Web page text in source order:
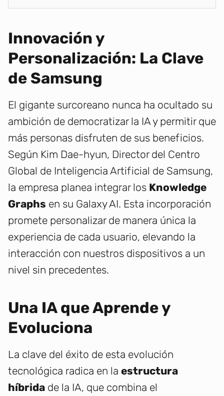
Innovación y
Personalización: La Clave
de Samsung
El gigante surcoreano nunca ha ocultado su
ambición de democratizar la IA y permitir que
más personas disfruten de sus beneficios.
Según Kim Dae-hyun, Director del Centro
Global de Inteligencia Artificial de Samsung,
la empresa planea integrar los Knowledge
Graphs en su Galaxy AI. Esta incorporación
promete personalizar de manera única la
experiencia de cada usuario, elevando la
interacción con nuestros dispositivos a un
nivel sin precedentes.
Una IA que Aprende y
Evoluciona
La clave del éxito de esta evolución
tecnológica radica en la estructura
híbrida de la IA, que combina el